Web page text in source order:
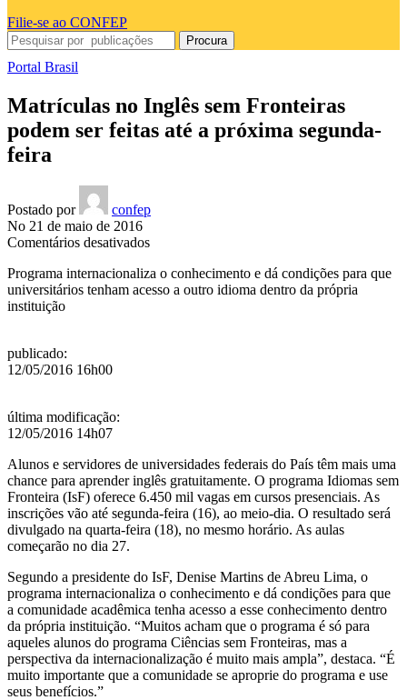
Filie-se ao CONFEP
Procura
Portal Brasil
Matrículas no Inglês sem Fronteiras
podem ser feitas até a próxima segunda-
feira
Postado por
confep
No 21 de maio de 2016
Comentários desativadosem
no
Inglês
Programa internacionaliza o conhecimento e dá condições para que
universitários tenham acesso a outro idioma dentro da própria
instituição
publicado:
12/05/2016 16h00
última modificação:
12/05/2016 14h07
Alunos e servidores de universidades federais do País têm mais uma
chance para aprender inglês gratuitamente. O programa Idiomas sem
Fronteira (IsF) oferece 6.450 mil vagas em cursos presenciais. As
inscrições vão até segunda-feira (16), ao meio-dia. O resultado será
divulgado na quarta-feira (18), no mesmo horário. As aulas
começarão no dia 27.
Segundo a presidente do IsF, Denise Martins de Abreu Lima, o
programa internacionaliza o conhecimento e dá condições para que
a comunidade acadêmica tenha acesso a esse conhecimento dentro
da própria instituição. “Muitos acham que o programa é só para
aqueles alunos do programa Ciências sem Fronteiras, mas a
perspectiva da internacionalização é muito mais ampla”, destaca. “É
muito importante que a comunidade se aproprie do programa e use
seus benefícios.”